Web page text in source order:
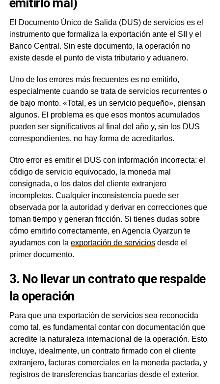
El Documento Único de Salida (DUS) de servicios es el
instrumento que formaliza la exportación ante el SII y el
Banco Central. Sin este documento, la operación no
existe desde el punto de vista tributario y aduanero.
Uno de los errores más frecuentes es no emitirlo,
especialmente cuando se trata de servicios recurrentes o
de bajo monto. «Total, es un servicio pequeño», piensan
algunos. El problema es que esos montos acumulados
pueden ser significativos al final del año y, sin los DUS
correspondientes, no hay forma de acreditarlos.
Otro error es emitir el DUS con información incorrecta: el
código de servicio equivocado, la moneda mal
consignada, o los datos del cliente extranjero
incompletos. Cualquier inconsistencia puede ser
observada por la autoridad y derivar en correcciones que
toman tiempo y generan fricción. Si tienes dudas sobre
cómo emitirlo correctamente, en Agencia Oyarzun te
ayudamos con la exportación de serviciosdesde el
primer documento.
3. No llevar un contrato que respalde
la operación
Para que una exportación de servicios sea reconocida
como tal, es fundamental contar con documentación que
acredite la naturaleza internacional de la operación. Esto
incluye, idealmente, un contrato firmado con el cliente
extranjero, facturas comerciales en la moneda pactada, y
registros de transferencias bancarias desde el exterior.